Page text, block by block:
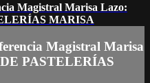
Magistral Marisa Lazo:
MARISA
Magistral Marisa
PASTELERÍAS